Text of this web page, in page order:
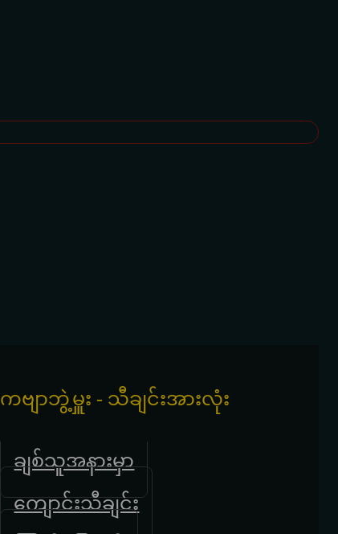
ကဗျာဘွဲ့မှူး - သီချင်းအားလုံး
ချစ်သူအနားမှာ
ကျောင်းသီချင်း